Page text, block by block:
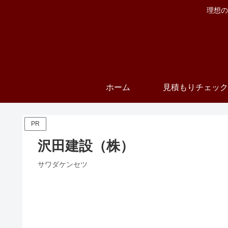
理想
ホーム 見積もりチェッ
PR
沢田建設（株）
サワダケンセツ